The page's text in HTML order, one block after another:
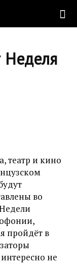
Неделя
театр и кино
во
пройдёт в
не